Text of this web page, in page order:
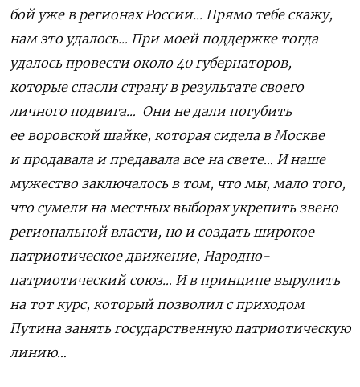
бой уже в регионах России… Прямо тебе скажу,
нам это удалось… При моей поддержке тогда
удалось провести около 40 губернаторов,
которые спасли страну в результате своего
личного подвига… Они не дали погубить
ее воровской шайке, которая сидела в Москве
и продавала и предавала все на свете… И наше
мужество заключалось в том, что мы, мало того,
что сумели на местных выборах укрепить звено
региональной власти, но и создать широкое
патриотическое движение, Народно-
патриотический союз… И в принципе вырулить
на тот курс, который позволил с приходом
Путина занять государственную патриотическую
линию…